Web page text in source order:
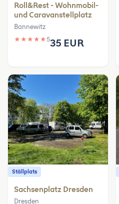
Roll&Rest - Wohnmobil-
und Caravanstellplatz
Bannewitz
★ ★ ★ ★ ★535 EUR
Ställplats
Sachsenplatz Dresden
Dresden